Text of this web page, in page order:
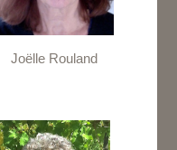
Joëlle Rouland